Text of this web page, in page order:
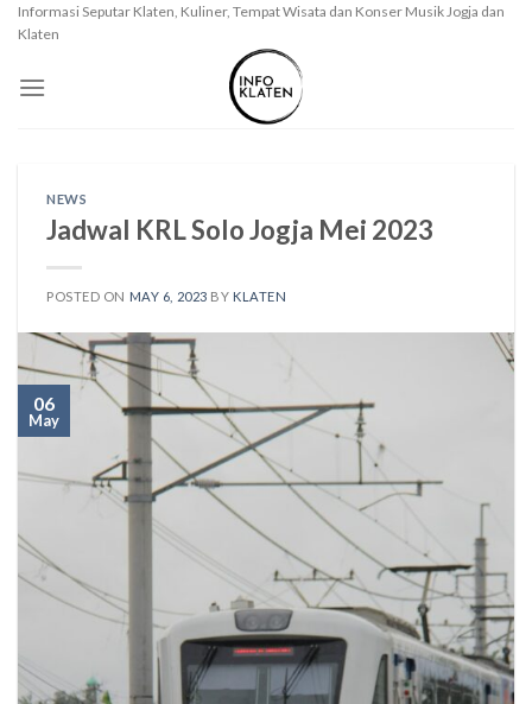
SkipInformasi Seputar Klaten, Kuliner, Tempat Wisata dan Konser Musik Jogja dan
Klaten
NEWS
Jadwal KRL Solo Jogja Mei 2023
POSTED ON MAY 6, 2023 BY KLATEN
06
May